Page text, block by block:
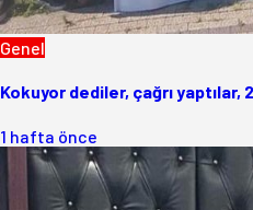
Genel
Kokuyor dediler, çağrı yaptılar,
1 hafta önce